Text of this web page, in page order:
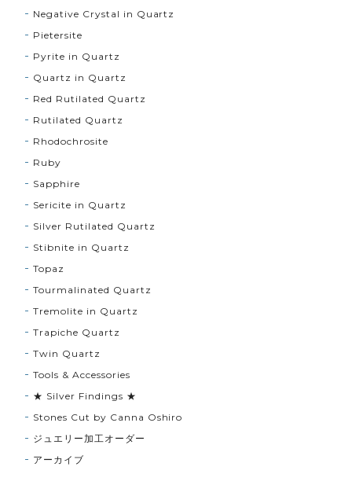
Negative Crystal in Quartz
Pietersite
Pyrite in Quartz
Quartz in Quartz
Red Rutilated Quartz
Rutilated Quartz
Rhodochrosite
Ruby
Sapphire
Sericite in Quartz
Silver Rutilated Quartz
Stibnite in Quartz
Topaz
Tourmalinated Quartz
Tremolite in Quartz
Trapiche Quartz
Twin Quartz
Tools & Accessories
★ Silver Findings ★
Stones Cut by Canna Oshiro
ジュエリー加工オーダー
アーカイブ